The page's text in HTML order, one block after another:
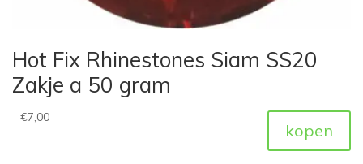
Hot Fix Rhinestones Siam SS20
Zakje a 50 gram
€7,00
kopen